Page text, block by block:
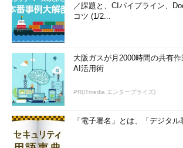
／課題と、CIパイプライン、
コツ (1/2...
大阪ガスが月2000時間の共有
AI活用術
PR(ITmedia エンタープライズ)
「電子署名」とは、「デジタル